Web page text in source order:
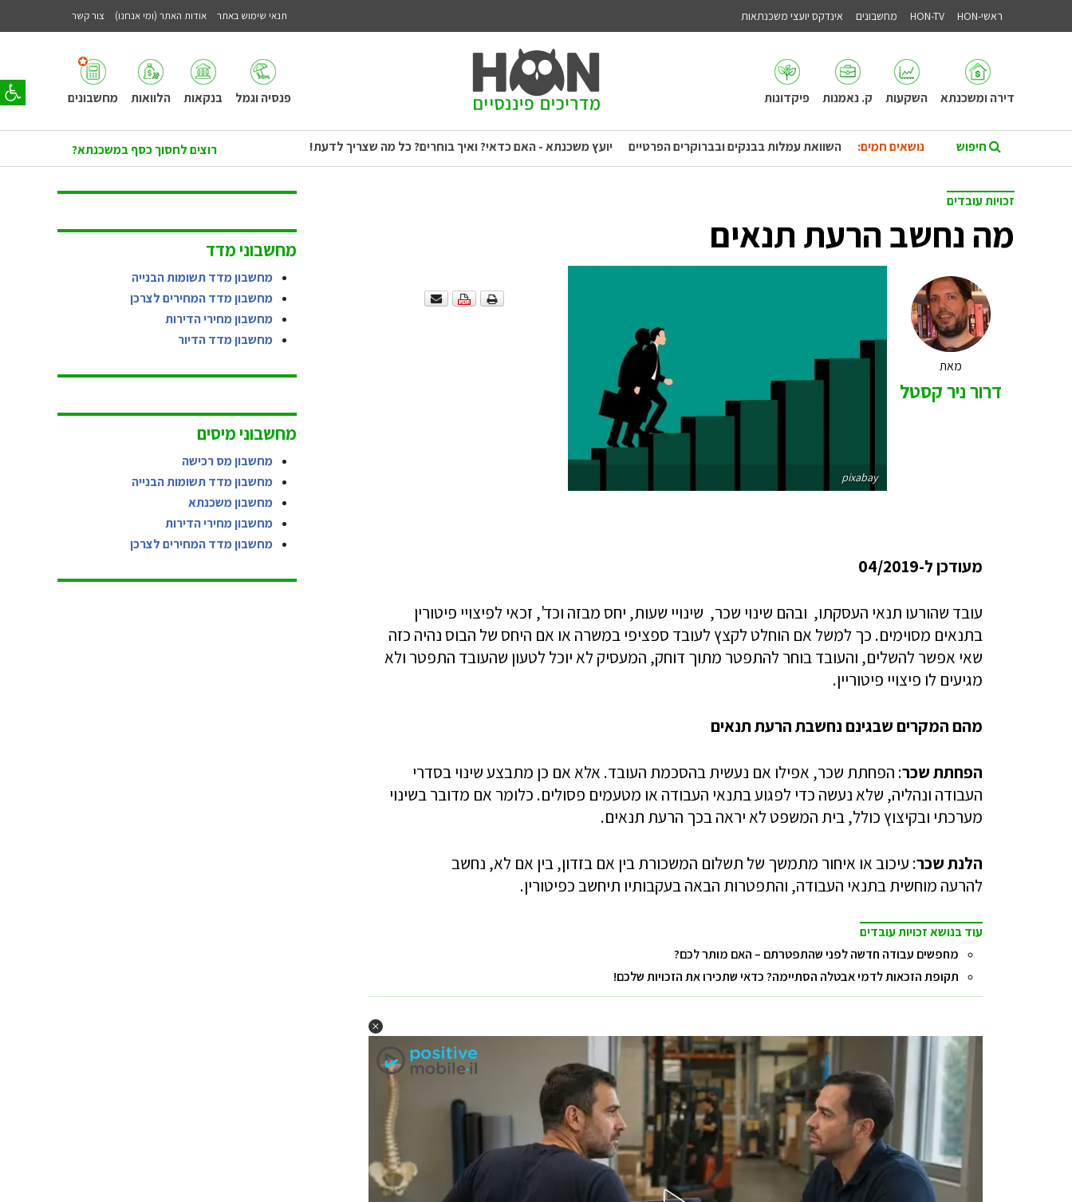
פתח
תנאי שימוש באתר אודות האתר (ומי אנחנו) צור קשר ראשי-HON HON-TV מחשבונים אינדקס יועצי משכנתאות
דירה ומשכנתא השקעות ק. נאמנות פיקדונות פנסיה וגמל בנקאות הלוואות מחשבונים
נושאים חמים: רוצים לחסוך כסף במשכנתא? השוואת עמלות בבנקים ובברוקרים הפרטיים יועץ משכנתא - האם כדאי? ואיך בוחרים? כל מה שצריך לדעת!
זכויות עובדים
מה נחשב הרעת תנאים
מאת
דרור ניר קסטל
pixabay
מעודכן ל-04/2019
עובד שהורעו תנאי העסקתו, ובהם שינוי שכר, שינויי שעות, יחס מבזה וכד', זכאי לפיצויי פיטורין
בתנאים מסוימים. כך למשל אם הוחלט לקצץ לעובד ספציפי במשרה או אם היחס של הבוס נהיה כזה
שאי אפשר להשלים, והעובד בוחר להתפטר מתוך דוחק, המעסיק לא יוכל לטעון שהעובד התפטר ולא
מגיעים לו פיצויי פיטוריין.
מהם המקרים שבגינם נחשבת הרעת תנאים
הפחתת שכר: הפחתת שכר, אפילו אם נעשית בהסכמת העובד. אלא אם כן מתבצע שינוי בסדרי
העבודה ונהליה, שלא נעשה כדי לפגוע בתנאי העבודה או מטעמים פסולים. כלומר אם מדובר בשינוי
מערכתי ובקיצוץ כולל, בית המשפט לא יראה בכך הרעת תנאים.
הלנת שכר: עיכוב או איחור מתמשך של תשלום המשכורת בין אם בזדון, בין אם לא, נחשב
להרעה מוחשית בתנאי העבודה, והתפטרות הבאה בעקבותיו תיחשב כפיטורין.
עוד בנושא זכויות עובדים
מחפשים עבודה חדשה לפני שהתפטרתם – האם מותר לכם?
תקופת הזכאות לדמי אבטלה הסתיימה? כדאי שתכירו את הזכויות שלכם!
מחשבוני מדד
מחשבון מדד תשומות הבנייה
מחשבון מדד המחירים לצרכן
מחשבון מחירי הדירות
מחשבון מדד הדיור
מחשבוני מיסים
מחשבון מס רכישה
מחשבון מדד תשומות הבנייה
מחשבון משכנתא
מחשבון מחירי הדירות
מחשבון מדד המחירים לצרכן